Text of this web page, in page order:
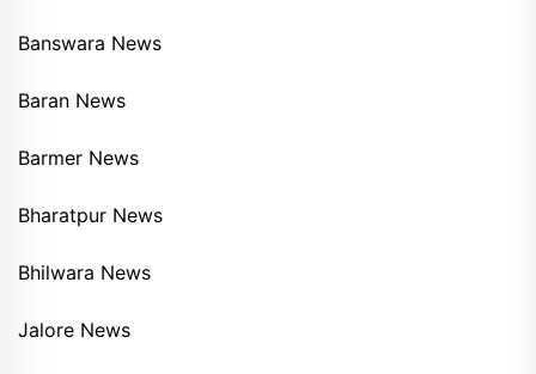
Banswara News
Baran News
Barmer News
Bharatpur News
Bhilwara News
Jalore News